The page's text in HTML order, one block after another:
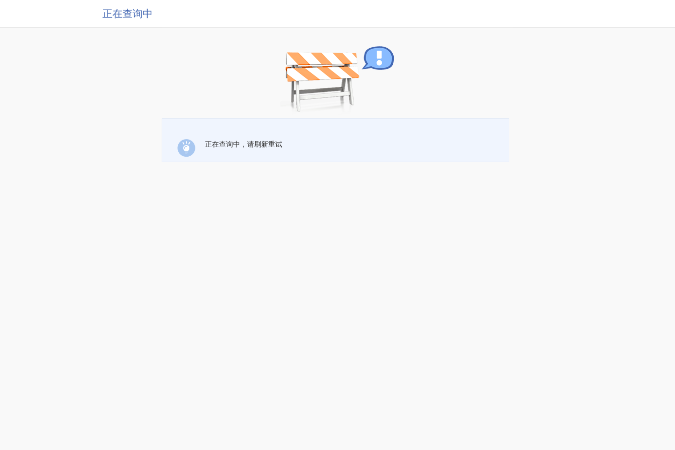
正在查询中
正在查询中，请刷新重试